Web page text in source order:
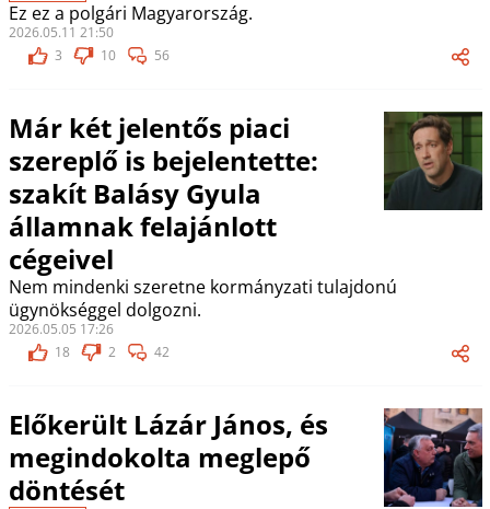
Ez ez a polgári Magyarország.
2026.05.11 21:50
3
10 56
Már két jelentős piaci
szereplő is bejelentette:
szakít Balásy Gyula
államnak felajánlott
cégeivel
Nem mindenki szeretne kormányzati tulajdonú
ügynökséggel dolgozni.
2026.05.05 17:26
18
2 42
Előkerült Lázár János, és
megindokolta meglepő
döntését